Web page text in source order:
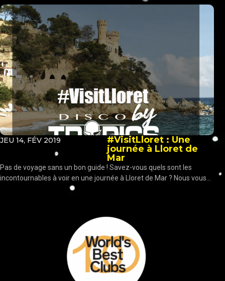
JEU 14, FÉV 2019
#VisitLloret : Une
journée à Lloret de
Mar
Pas de voyage sans un bon guide ! Savez-vous quels sont les
incontournables à voir en une journée à Lloret de Mar ? Nous vous...